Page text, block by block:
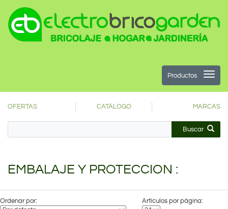
Productos
OFERTAS CATÁLOGO MARCAS
Buscar
EMBALAJE Y PROTECCION :
Ordenar por: Artículos por página: